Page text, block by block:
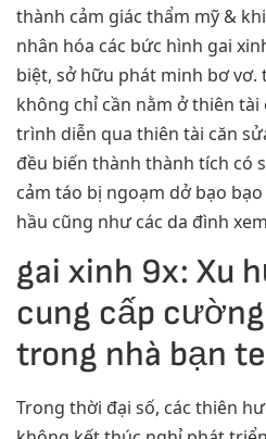
thành cảm giác thẩm mỹ &
nhân hóa các bức hình gai
biệt, sở hữu phát minh bơ vơ.
không chỉ cần nằm ở thiên
trình diễn qua thiên tài căn
đều biến thành thành tích có
cảm táo bị ngoạm dở bạo
hầu cũng như các da đình
gai xinh 9x: Xu
cung cấp
trong nhà bạn
Trong thời đại số, các thiên